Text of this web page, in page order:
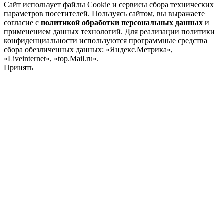
Сайт использует файлы Cookie и сервисы сбора технических
параметров посетителей. Пользуясь сайтом, вы выражаете
согласие с политикой обработки персональных данных и
применением данных технологий. Для реализации политики
конфиденциальности используются программные средства
сбора обезличенных данных: «Яндекс.Метрика»,
«Liveinternet», «top.Mail.ru».
Принять